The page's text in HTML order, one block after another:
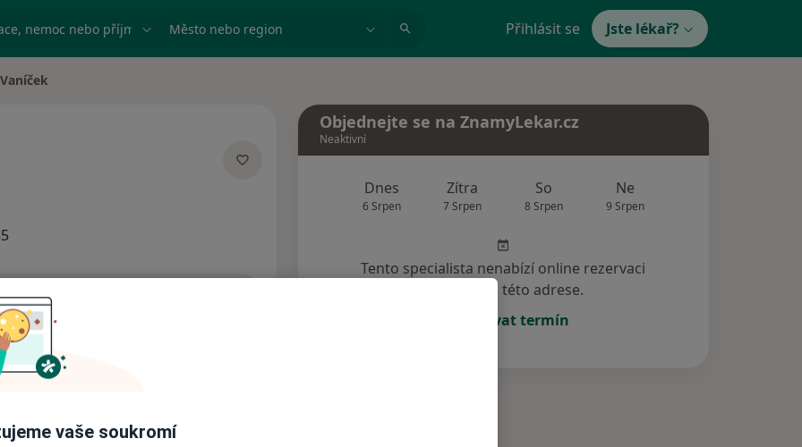
nemoc nebo příjmení Město nebo region Přihlásit se Jste lékař?
Adresy
Objednejte se na ZnamyLekar.cz
Neaktivní
Dnes
6 Srpen
Zítra
7 Srpen
So
8 Srpen
Ne
9 Srpen
Tento specialista nenabízí online rezervaci
termínu na této adrese.
Rezervovat termín
vaše soukromí